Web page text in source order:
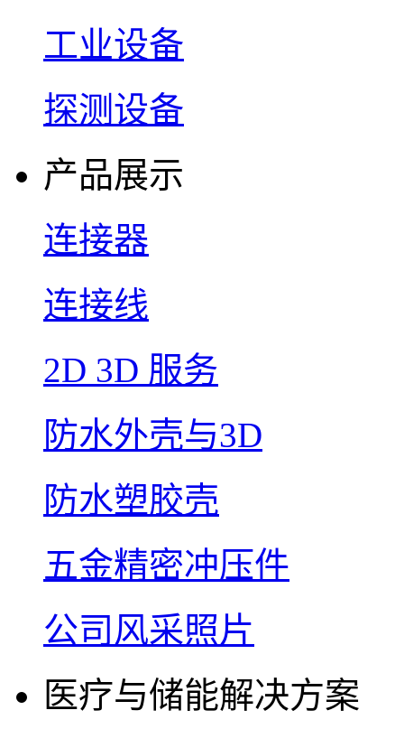
工业设备
探测设备
产品展示
连接器
连接线
2D 3D 服务
防水外壳与3D
防水塑胶壳
五金精密冲压件
公司风采照片
医疗与储能解决方案